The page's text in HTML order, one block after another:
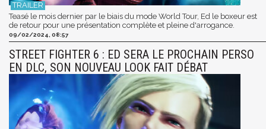
Teasé le mois dernier par le biais du mode World Tour, Ed le boxeur est
de retour pour une présentation complète et pleine d'arrogance.
09/02/2024, 08:57
STREET FIGHTER 6 : ED SERA LE PROCHAIN PERSO
EN DLC, SON NOUVEAU LOOK FAIT DÉBAT